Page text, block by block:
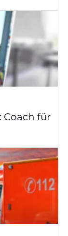
Coach für